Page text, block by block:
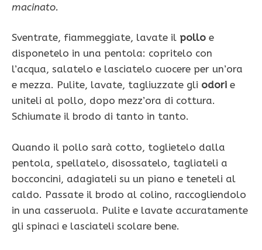
macinato.
Sventrate, fiammeggiate, lavate il pollo e
disponetelo in una pentola: copritelo con
l’acqua, salatelo e lasciatelo cuocere per un’ora
e mezza. Pulite, lavate, tagliuzzate gli odori e
uniteli al pollo, dopo mezz’ora di cottura.
Schiumate il brodo di tanto in tanto.
Quando il pollo sarà cotto, toglietelo dalla
pentola, spellatelo, disossatelo, tagliateli a
bocconcini, adagiateli su un piano e teneteli al
caldo. Passate il brodo al colino, raccogliendolo
in una casseruola. Pulite e lavate accuratamente
gli spinaci e lasciateli scolare bene.